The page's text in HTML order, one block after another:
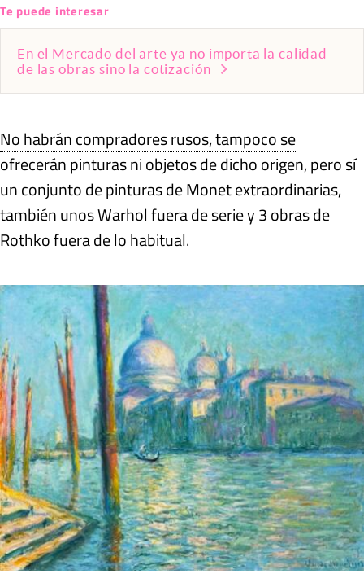
Te puede interesar
En el Mercado del arte ya no importa la calidad
de las obras sino la cotización
No habrán compradores rusos, tampoco se
ofrecerán pinturas ni objetos de dicho origen,pero sí
un conjunto de pinturas de Monet extraordinarias,
también unos Warhol fuera de serie y 3 obras de
Rothko fuera de lo habitual.